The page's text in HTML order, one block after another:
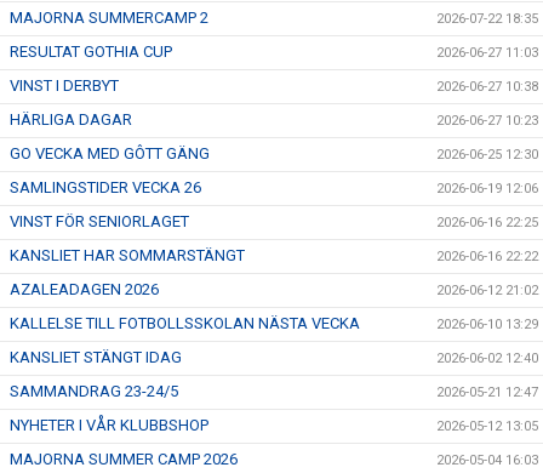
KLUBBSHOP
RIKTLINJER
DOKUMENT
MAJORNA SUMMERCAMP 2 2026-07-22 18:35
RESULTAT GOTHIA CUP 2026-06-27 11:03
VINST I DERBYT 2026-06-27 10:38
HÄRLIGA DAGAR 2026-06-27 10:23
GO VECKA MED GÔTT GÄNG 2026-06-25 12:30
SAMLINGSTIDER VECKA 26 2026-06-19 12:06
VINST FÖR SENIORLAGET 2026-06-16 22:25
KANSLIET HAR SOMMARSTÄNGT 2026-06-16 22:22
AZALEADAGEN 2026 2026-06-12 21:02
KALLELSE TILL FOTBOLLSSKOLAN NÄSTA VECKA 2026-06-10 13:29
KANSLIET STÄNGT IDAG 2026-06-02 12:40
SAMMANDRAG 23-24/5 2026-05-21 12:47
NYHETER I VÅR KLUBBSHOP 2026-05-12 13:05
MAJORNA SUMMER CAMP 2026 2026-05-04 16:03